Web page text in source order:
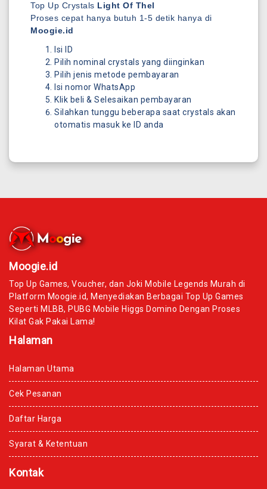
Top Up Crystals Light Of Thel
Proses cepat hanya butuh 1-5 detik hanya di
Moogie.id
Isi ID
Pilih nominal crystals yang diinginkan
Pilih jenis metode pembayaran
Isi nomor WhatsApp
Klik beli & Selesaikan pembayaran
Silahkan tunggu beberapa saat crystals akan
otomatis masuk ke ID anda
Moogie.id
Top Up Games, Voucher, dan Joki Mobile Legends Murah di
Platform Moogie.id, Menyediakan Berbagai Top Up Games
Seperti MLBB, PUBG Mobile Higgs Domino Dengan Proses
Kilat Gak Pakai Lama!
Halaman
Halaman Utama
Cek Pesanan
Daftar Harga
Syarat & Ketentuan
Kontak